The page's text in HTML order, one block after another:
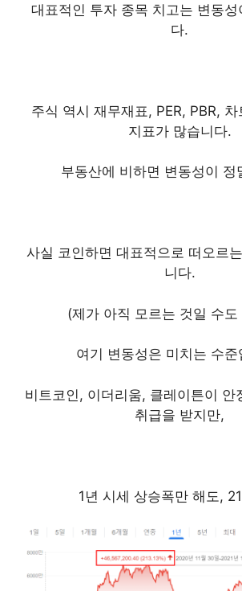
대표적인 투자 종목 치고는 변동성
다.
주식 역시 재무재표, PER, PBR,
지표가 많습니다.
부동산에 비하면 변동성이 정
사실 코인하면 대표적으로 떠오르
니다.
(제가 아직 모르는 것일 수도
여기 변동성은 미치는 수준
비트코인, 이더리움, 클레이튼이 안
취급을 받지만,
1년 시세 상승폭만 해도,